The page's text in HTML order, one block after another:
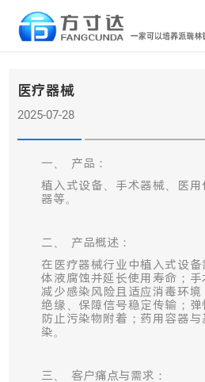
医疗器械
2025-07-28
一、 产品：
植入式设备、手术器械、医
器等。
二、 产品概述：
在医疗器械行业中植入式设
体液腐蚀并延长使用寿命；手
减少感染风险且适应消毒环
绝缘、保障信号稳定传输；弹
防止污染物附着；药用容器
染。
三、 客户痛点与需求：